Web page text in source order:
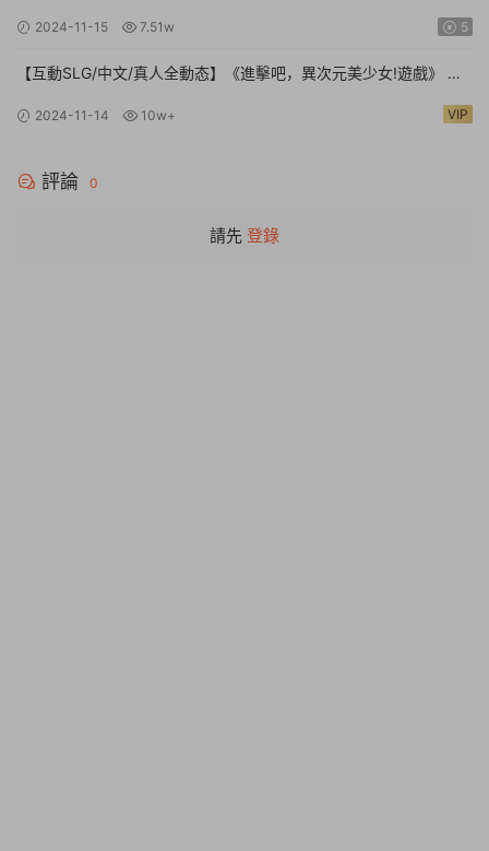
2024-11-15 7.51w 5
【互動SLG/中文/真人全動态】《進擊吧，異次元美少女!遊戲》 官
2024-11-14 10w+ VIP
評論 0
請先 登錄